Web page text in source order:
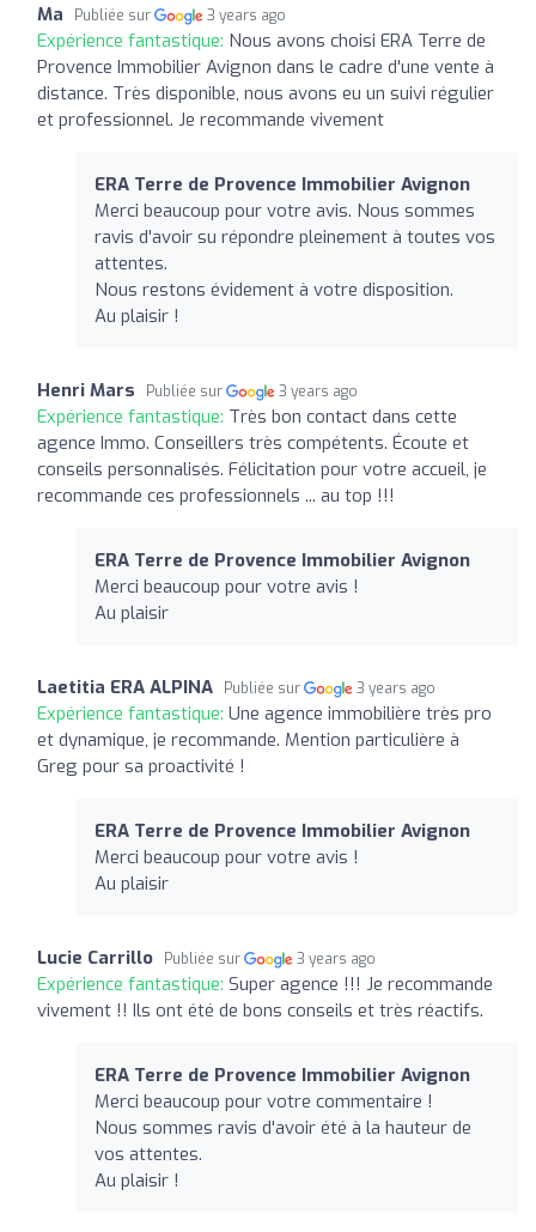
Ma Publiée sur 3 years ago
Expérience fantastique: Nous avons choisi ERA Terre de
Provence Immobilier Avignon dans le cadre d'une vente à
distance. Très disponible, nous avons eu un suivi régulier
et professionnel. Je recommande vivement
ERA Terre de Provence Immobilier Avignon
Merci beaucoup pour votre avis. Nous sommes
ravis d'avoir su répondre pleinement à toutes vos
attentes.
Nous restons évidement à votre disposition.
Au plaisir !
Henri Mars Publiée sur 3 years ago
Expérience fantastique: Très bon contact dans cette
agence Immo. Conseillers très compétents. Écoute et
conseils personnalisés. Félicitation pour votre accueil, je
recommande ces professionnels ... au top !!!
ERA Terre de Provence Immobilier Avignon
Merci beaucoup pour votre avis !
Au plaisir
Laetitia ERA ALPINA Publiée sur 3 years ago
Expérience fantastique: Une agence immobilière très pro
et dynamique, je recommande. Mention particulière à
Greg pour sa proactivité !
ERA Terre de Provence Immobilier Avignon
Merci beaucoup pour votre avis !
Au plaisir
Lucie Carrillo Publiée sur 3 years ago
Expérience fantastique: Super agence !!! Je recommande
vivement !! Ils ont été de bons conseils et très réactifs.
ERA Terre de Provence Immobilier Avignon
Merci beaucoup pour votre commentaire !
Nous sommes ravis d'avoir été à la hauteur de
vos attentes.
Au plaisir !